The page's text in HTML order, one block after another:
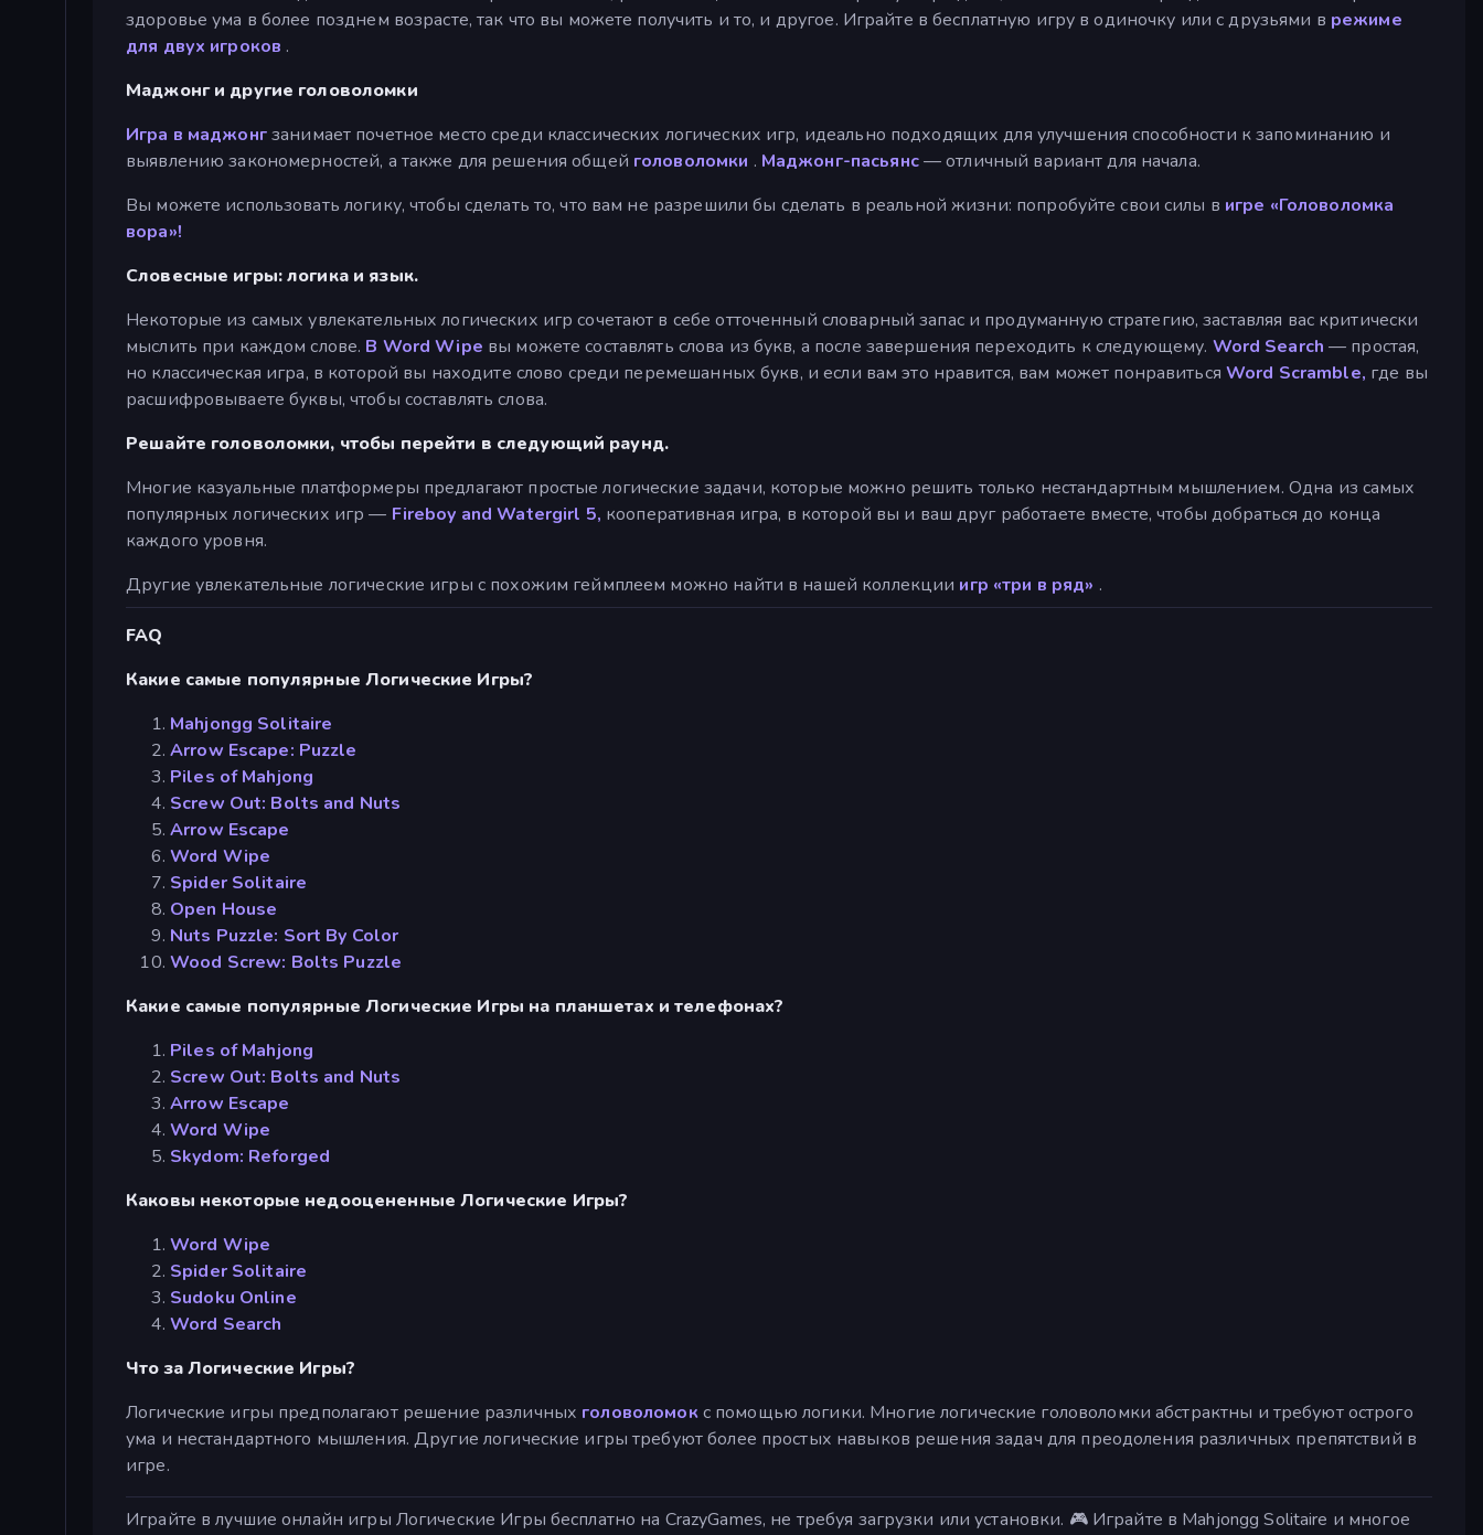
здоровье ума в более позднем возрасте, так что вы можете получить и то, и другое. Играйте в бесплатную игру в одиночку или с друзьями в режиме
для двух игроков .
Маджонг и другие головоломки
Игра в маджонгзанимает почетное место среди классических логических игр, идеально подходящих для улучшения способности к запоминанию и
выявлению закономерностей, а также для решения общей головоломки . Маджонг-пасьянс— отличный вариант для начала.
Вы можете использовать логику, чтобы сделать то, что вам не разрешили бы сделать в реальной жизни: попробуйте свои силы в игре «Головоломка
вора»!
Словесные игры: логика и язык.
Некоторые из самых увлекательных логических игр сочетают в себе отточенный словарный запас и продуманную стратегию, заставляя вас критически
мыслить при каждом слове. В Word Wipe вы можете составлять слова из букв, а после завершения переходить к следующему. Word Search — простая,
но классическая игра, в которой вы находите слово среди перемешанных букв, и если вам это нравится, вам может понравитьсяWord Scramble, где вы
расшифровываете буквы, чтобы составлять слова.
Решайте головоломки, чтобы перейти в следующий раунд.
Многие казуальные платформеры предлагают простые логические задачи, которые можно решить только нестандартным мышлением. Одна из самых
популярных логических игр — Fireboy and Watergirl 5, кооперативная игра, в которой вы и ваш друг работаете вместе, чтобы добраться до конца
каждого уровня.
Другие увлекательные логические игры с похожим геймплеем можно найти в нашей коллекции игр «три в ряд» .
FAQ
Какие самые популярные Логические Игры?
Mahjongg Solitaire
Arrow Escape: Puzzle
Piles of Mahjong
Screw Out: Bolts and Nuts
Arrow Escape
Word Wipe
Spider Solitaire
Open House
Nuts Puzzle: Sort By Color
Wood Screw: Bolts Puzzle
Какие самые популярные Логические Игры на планшетах и телефонах?
Piles of Mahjong
Screw Out: Bolts and Nuts
Arrow Escape
Word Wipe
Skydom: Reforged
Каковы некоторые недооцененные Логические Игры?
Word Wipe
Spider Solitaire
Sudoku Online
Word Search
Что за Логические Игры?
Логические игры предполагают решение различных головоломокс помощью логики. Многие логические головоломки абстрактны и требуют острого
ума и нестандартного мышления. Другие логические игры требуют более простых навыков решения задач для преодоления различных препятствий в
игре.
Играйте в лучшие онлайн игры Логические Игры бесплатно на CrazyGames, не требуя загрузки или установки. 🎮 Играйте в Mahjongg Solitaire и многое